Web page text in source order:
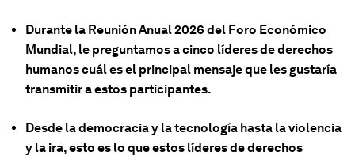
Durante la Reunión Anual 2026 del Foro Económico
Mundial, le preguntamos a cinco líderes de derechos
humanos cuál es el principal mensaje que les gustaría
transmitir a estos participantes.
Desde la democracia y la tecnología hasta la violencia
y la ira, esto es lo que estos líderes de derechos